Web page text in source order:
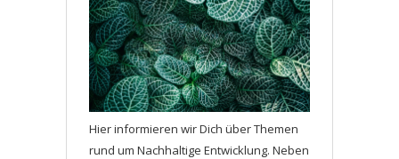
Hier informieren wir Dich über Themen
rund um Nachhaltige Entwicklung. Neben